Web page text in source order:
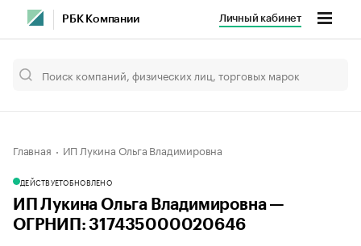
РБК Компании Личный кабинет
Главная ИП Лукина Ольга Владимировна
ДЕЙСТВУЕТОБНОВЛЕНО
ИП Лукина Ольга Владимировна —
ОГРНИП: 317435000020646